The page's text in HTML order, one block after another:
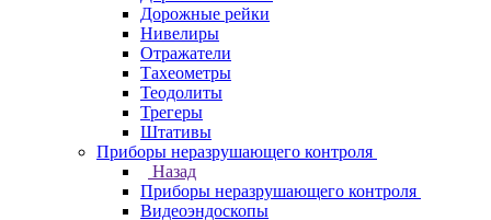
Дорожные рейки
Нивелиры
Отражатели
Тахеометры
Теодолиты
Трегеры
Штативы
Приборы неразрушающего контроля
Назад
Приборы неразрушающего контроля
Видеоэндоскопы